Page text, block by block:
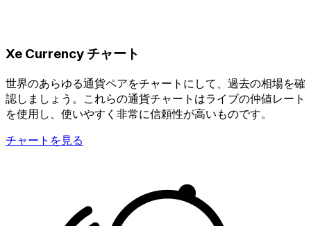
Xe Currency チャート
世界のあらゆる通貨ペアをチャートにして、過去の相場を確
認しましょう。これらの通貨チャートはライブの仲値レート
を使用し、使いやすく非常に信頼性が高いものです。
チャートを見る